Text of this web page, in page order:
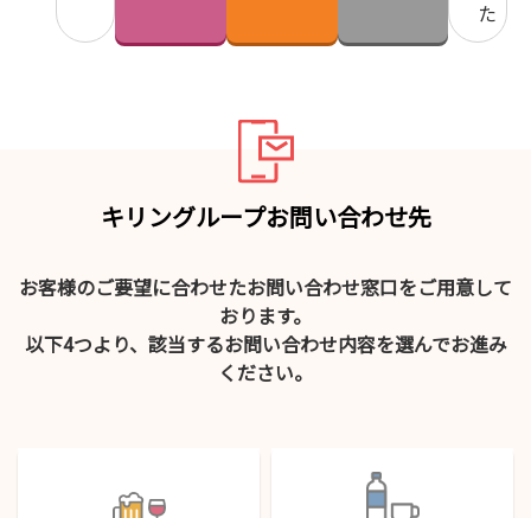
た
キリングループお問い合わせ先
お客様のご要望に合わせたお問い合わせ窓口をご用意して
おります。
以下4つより、該当するお問い合わせ内容を選んでお進み
ください。